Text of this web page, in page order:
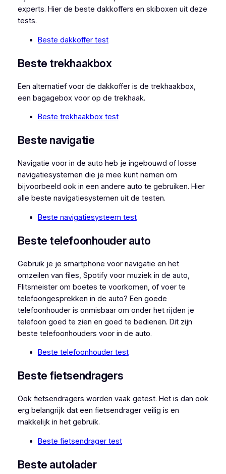
experts. Hier de beste dakkoffers en skiboxen uit deze
tests.
Beste dakkoffer test
Beste trekhaakbox
Een alternatief voor de dakkoffer is de trekhaakbox,
een bagagebox voor op de trekhaak.
Beste trekhaakbox test
Beste navigatie
Navigatie voor in de auto heb je ingebouwd of losse
navigatiesystemen die je mee kunt nemen om
bijvoorbeeld ook in een andere auto te gebruiken. Hier
alle beste navigatiesystemen uit de testen.
Beste navigatiesysteem test
Beste telefoonhouder auto
Gebruik je je smartphone voor navigatie en het
omzeilen van files, Spotify voor muziek in de auto,
Flitsmeister om boetes te voorkomen, of voer te
telefoongesprekken in de auto? Een goede
telefoonhouder is onmisbaar om onder het rijden je
telefoon goed te zien en goed te bedienen. Dit zijn
beste telefoonhouders voor in de auto.
Beste telefoonhouder test
Beste fietsendragers
Ook fietsendragers worden vaak getest. Het is dan ook
erg belangrijk dat een fietsendrager veilig is en
makkelijk in het gebruik.
Beste fietsendrager test
Beste autolader